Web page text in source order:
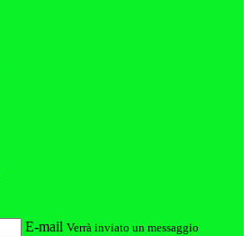
E-mail Verrà inviato un messaggio